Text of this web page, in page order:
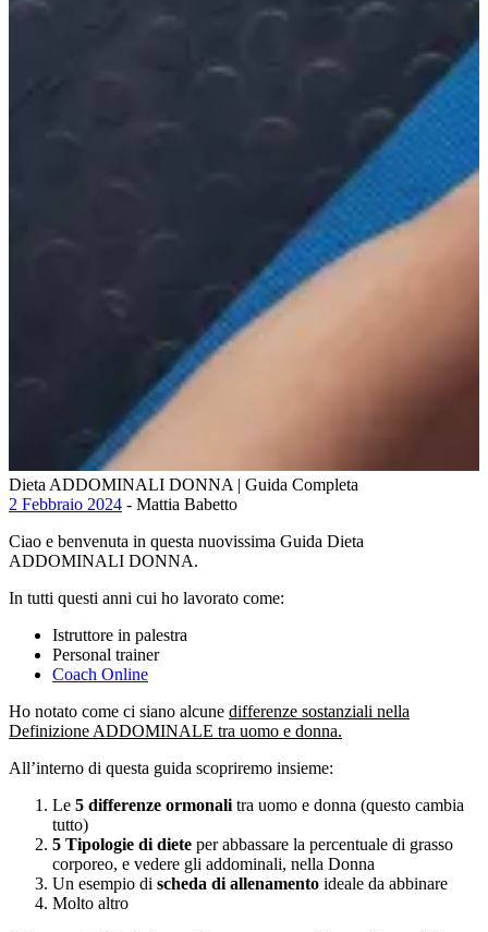
Dieta ADDOMINALI DONNA | Guida Completa
2 Febbraio 2024 - Mattia Babetto
Ciao e benvenuta in questa nuovissima Guida Dieta
ADDOMINALI DONNA.
In tutti questi anni cui ho lavorato come:
Istruttore in palestra
Personal trainer
Coach Online
Ho notato come ci siano alcune differenze sostanziali nella
Definizione ADDOMINALE tra uomo e donna.
All’interno di questa guida scopriremo insieme:
Le 5 differenze ormonali tra uomo e donna (questo cambia
tutto)
5 Tipologie di diete per abbassare la percentuale di grasso
corporeo, e vedere gli addominali, nella Donna
Un esempio di scheda di allenamento ideale da abbinare
Molto altro